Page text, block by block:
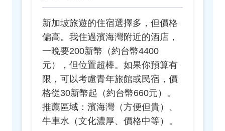
新加坡旅遊的住宿選擇多，但價格
偏高。我住過濱海灣附近的酒店，
一晚要200新幣（約台幣4400
元），但位置超棒。如果你預算有
限，可以考慮青年旅館或民宿，價
格從30新幣起（約台幣660元）。
推薦區域：濱海灣（方便但貴）、
牛車水（文化濃厚、價格中等）。